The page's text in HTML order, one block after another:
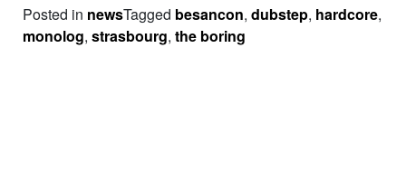
Posted in newsTagged besancon, dubstep, hardcore,
monolog, strasbourg, the boring